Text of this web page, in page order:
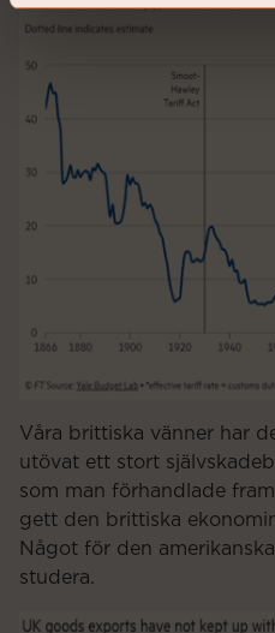
Våra brittiska vänner har
utövat ett stort
som man förhandlade
gett den brittiska
Något för den
studera.